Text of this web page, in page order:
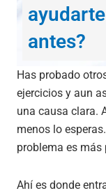
antes?
Has probado
ejercicios y aun
una causa clara.
menos lo
problema es más
Ahí es donde